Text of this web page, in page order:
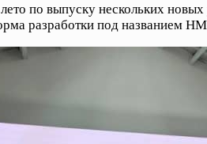
по выпуску нескольких
разработки под названием